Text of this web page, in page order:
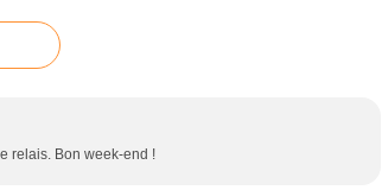
relais. Bon week-end !